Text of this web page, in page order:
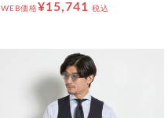
WEB価格¥15,741 税込